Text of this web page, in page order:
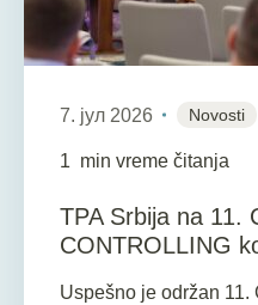
7. јул 2026 Novosti
1 min vreme čitanja
TPA Srbija na 11.
CONTROLLING
Uspešno je održan